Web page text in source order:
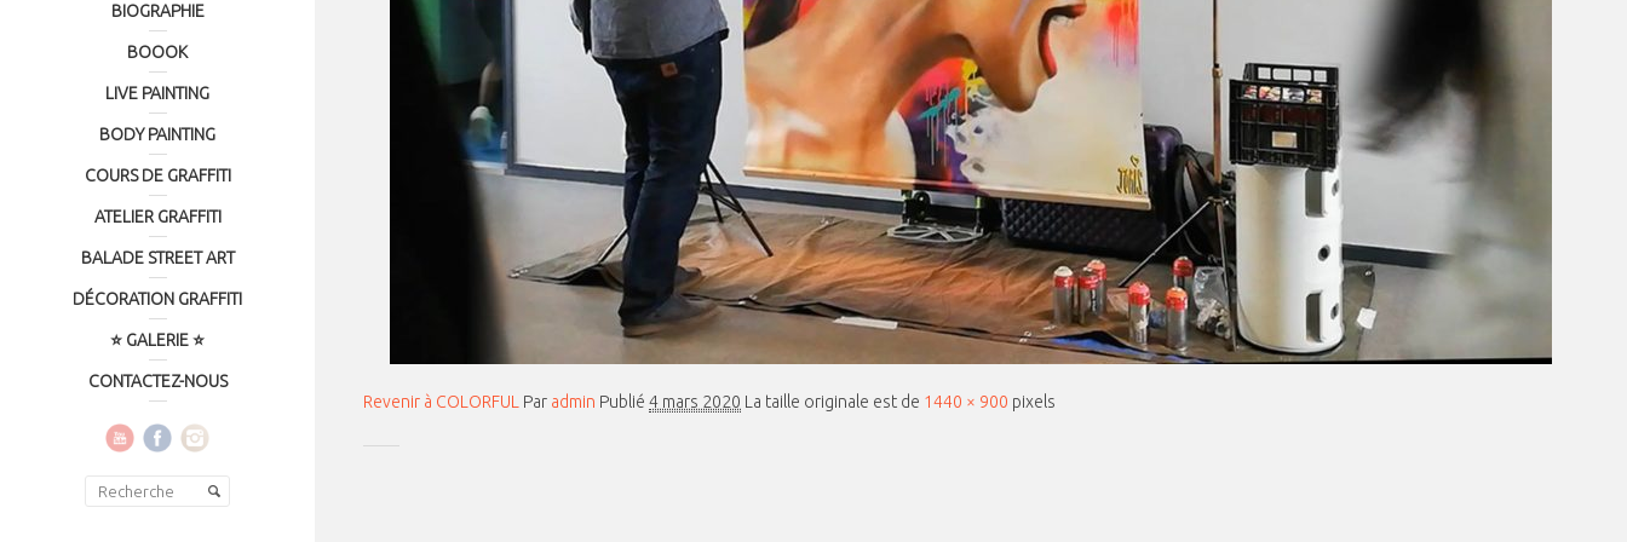
BIOGRAPHIE
BOOOK
LIVE PAINTING
BODY PAINTING
COURS DE GRAFFITI
ATELIER GRAFFITI
BALADE STREET ART
DÉCORATION GRAFFITI
⭐ GALERIE ⭐
CONTACTEZ-NOUS
Revenir à COLORFUL Par admin Publié 4 mars 2020 La taille originale est de 1440 × 900 pixels